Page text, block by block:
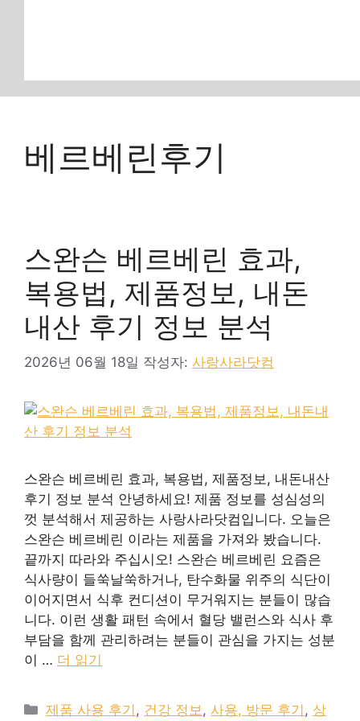
베르베린후기
스완슨 베르베린 효과,
복용법, 제품정보, 내돈
내산 후기 정보 분석
2026년 06월 18일 작성자: 사랑사라닷컴
스완슨 베르베린 효과, 복용법, 제품정보, 내돈내산
후기 정보 분석 안녕하세요! 제품 정보를 성심성의
껏 분석해서 제공하는 사랑사라닷컴입니다. 오늘은
스완슨 베르베린 이라는 제품을 가져와 봤습니다.
끝까지 따라와 주십시오! 스완슨 베르베린 요즘은
식사량이 들쑥날쑥하거나, 탄수화물 위주의 식단이
이어지면서 식후 컨디션이 무거워지는 분들이 많습
니다. 이런 생활 패턴 속에서 혈당 밸런스와 식사 후
부담을 함께 관리하려는 분들이 관심을 가지는 성분
이 … 더 읽기
카
제품 사용 후기 , 건강 정보 ,사용, 방문 후기 , 상